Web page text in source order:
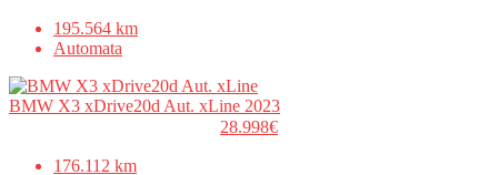
195.564 km
Automata
28.998€
BMW X3 xDrive20d Aut. xLine 2023
176.112 km